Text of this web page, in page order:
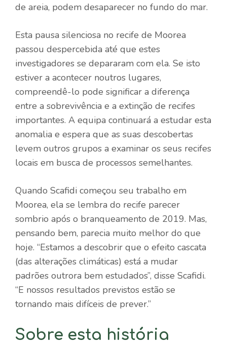
de areia, podem desaparecer no fundo do mar.
Esta pausa silenciosa no recife de Moorea
passou despercebida até que estes
investigadores se depararam com ela. Se isto
estiver a acontecer noutros lugares,
compreendê-lo pode significar a diferença
entre a sobrevivência e a extinção de recifes
importantes. A equipa continuará a estudar esta
anomalia e espera que as suas descobertas
levem outros grupos a examinar os seus recifes
locais em busca de processos semelhantes.
Quando Scafidi começou seu trabalho em
Moorea, ela se lembra do recife parecer
sombrio após o branqueamento de 2019. Mas,
pensando bem, parecia muito melhor do que
hoje. “Estamos a descobrir que o efeito cascata
(das alterações climáticas) está a mudar
padrões outrora bem estudados”, disse Scafidi.
“E nossos resultados previstos estão se
tornando mais difíceis de prever.”
Sobre esta história